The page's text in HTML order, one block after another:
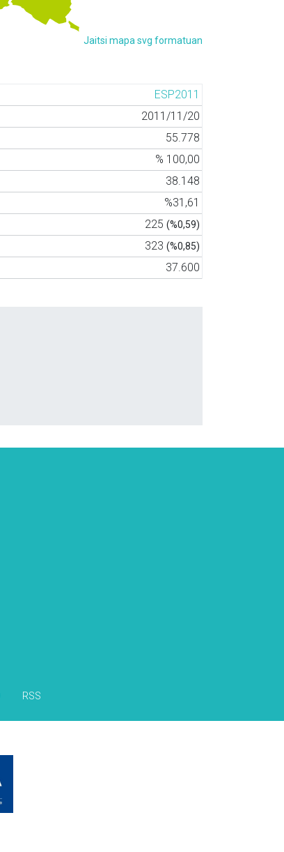
Jaitsi mapa svg formatuan
ESP2011
2011/11/20
55.778
% 100,00
38.148
%31,61
225 (%0,59)
323 (%0,85)
37.600
RSS